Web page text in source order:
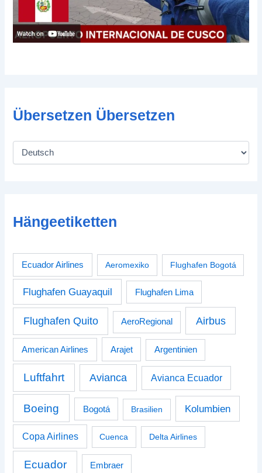
Übersetzen Übersetzen
Hängeetiketten
Ecuador Airlines Aeromexiko Flughafen Bogotá
Flughafen Guayaquil Flughafen Lima
Flughafen Quito AeroRegional Airbus
American Airlines Arajet Argentinien
Luftfahrt Avianca Avianca Ecuador
Boeing Bogotá Brasilien Kolumbien
Copa Airlines Cuenca Delta Airlines
Ecuador Embraer